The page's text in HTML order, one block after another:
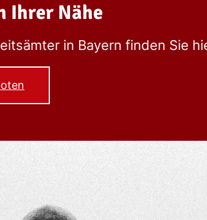
Ihrer Nähe
in Bayern finden Sie